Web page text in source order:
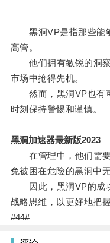
黑洞VP是指那些能够
高管。
他们拥有敏锐的洞察
市场中抢得先机。
然而，黑洞VP也有可
时刻保持警惕和谨慎。
黑洞加速器最新版2023
在管理中，他们需要
免被困在危险的黑洞中
因此，黑洞VP的成功
战略思维，以更好地把
#44#